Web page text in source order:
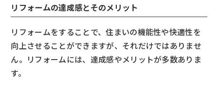
リフォームの達成感とそのメリット
リフォームをすることで、住まいの機能性や快適性を
向上させることができますが、それだけではありませ
ん。リフォームには、達成感やメリットが多数ありま
す。